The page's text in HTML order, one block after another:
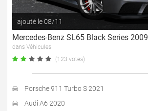
ajouté le 08/11
Mercedes-Benz SL65 Black Series 2009
dans Véhicules
(123 votes)
Porsche 911 Turbo S 2021
Audi A6 2020